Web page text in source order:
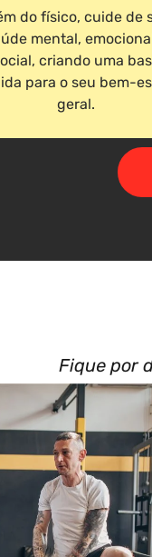
do físico, cuide de
mental,
criando uma
para o seu bem-
geral.
Fique por